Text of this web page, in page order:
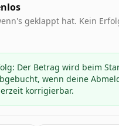
geklappt hat. Kein
Der Betrag wird beim
wenn deine
korrigierbar.